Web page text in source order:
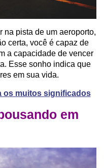
na pista de um aeroporto,
certa, você é capaz de
a capacidade de vencer
Esse sonho indica que
em sua vida.
os muitos significados
em